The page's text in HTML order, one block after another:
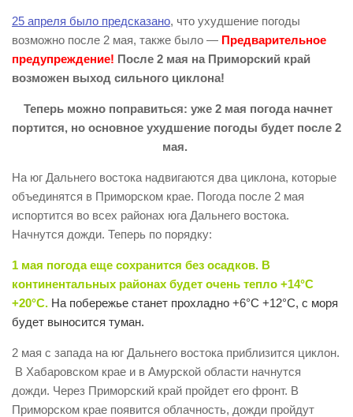
25 апреля было предсказано, что ухудшение погоды
возможно после 2 мая, также было — Предварительное
предупреждение! После 2 мая на Приморский край
возможен выход сильного циклона!
Теперь можно поправиться: уже 2 мая погода начнет
портится, но основное ухудшение погоды будет после 2
мая.
На юг Дальнего востока надвигаются два циклона, которые
объединятся в Приморском крае. Погода после 2 мая
испортится во всех районах юга Дальнего востока.
Начнутся дожди. Теперь по порядку:
1 мая погода еще сохранится без осадков. В
континентальных районах будет очень тепло +14°С
+20°С. На побережье станет прохладно +6°С +12°С, с моря
будет выносится туман.
2 мая с запада на юг Дальнего востока приблизится циклон.
В Хабаровском крае и в Амурской области начнутся
дожди. Через Приморский край пройдет его фронт. В
Приморском крае появится облачность, дожди пройдут